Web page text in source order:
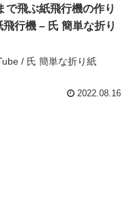
で飛ぶ紙飛行機の作り
飛行機 – 氏 簡単な折り
/ 氏 簡単な折り紙
2022.08.16